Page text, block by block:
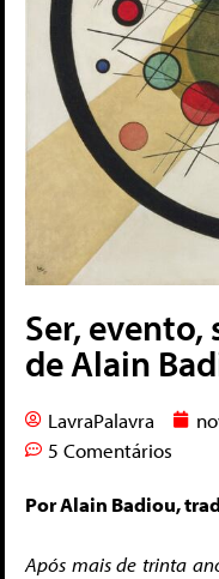
Ser,
de Alain
LavraPalavra
5 Comentários
Por Alain Badiou,
Após mais de trinta